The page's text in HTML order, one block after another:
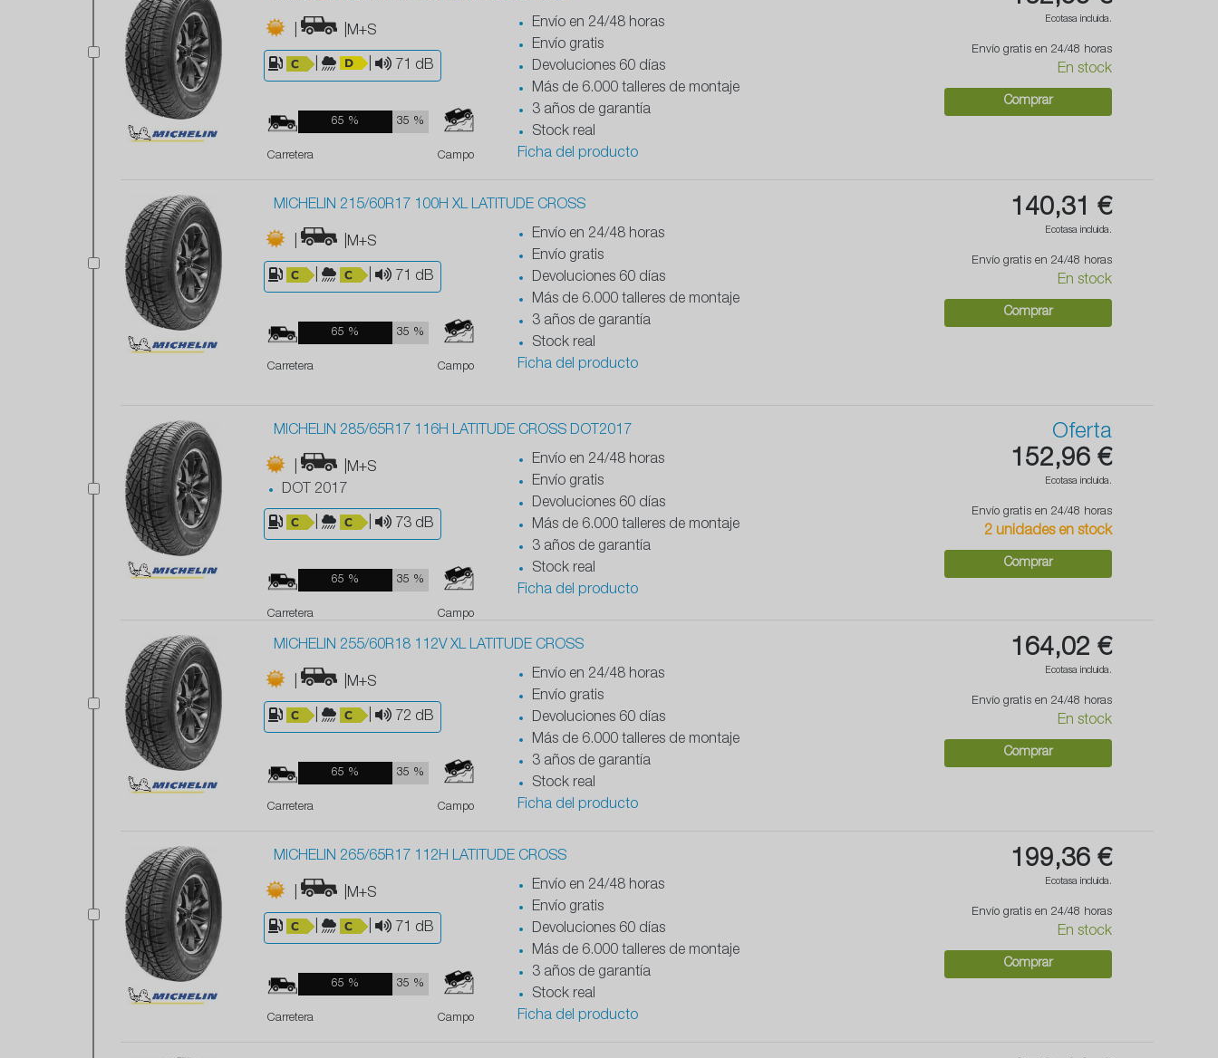
|M+S
71 dB
65 % 35 %
Carretera Campo
Envío en 24/48 horas
Envío gratis
Devoluciones 60 días
Más de 6.000 talleres de montaje
3 años de garantía
Stock real
Ficha del producto
Ecotasa incluida.
Envío gratis en 24/48 horas
En stock
Comprar
MICHELIN 215/60R17 100H XL LATITUDE CROSS
|M+S
71 dB
65 % 35 %
Carretera Campo
Envío en 24/48 horas
Envío gratis
Devoluciones 60 días
Más de 6.000 talleres de montaje
3 años de garantía
Stock real
Ficha del producto
140,31 €
Ecotasa incluida.
Envío gratis en 24/48 horas
En stock
Comprar
MICHELIN 285/65R17 116H LATITUDE CROSS DOT2017
|M+S
DOT 2017
73 dB
65 % 35 %
Carretera Campo
Envío en 24/48 horas
Envío gratis
Devoluciones 60 días
Más de 6.000 talleres de montaje
3 años de garantía
Stock real
Ficha del producto
Oferta
152,96 €
Ecotasa incluida.
Envío gratis en 24/48 horas
2 unidades en stock
Comprar
MICHELIN 255/60R18 112V XL LATITUDE CROSS
|M+S
72 dB
65 % 35 %
Carretera Campo
Envío en 24/48 horas
Envío gratis
Devoluciones 60 días
Más de 6.000 talleres de montaje
3 años de garantía
Stock real
Ficha del producto
164,02 €
Ecotasa incluida.
Envío gratis en 24/48 horas
En stock
Comprar
MICHELIN 265/65R17 112H LATITUDE CROSS
|M+S
71 dB
65 % 35 %
Carretera Campo
Envío en 24/48 horas
Envío gratis
Devoluciones 60 días
Más de 6.000 talleres de montaje
3 años de garantía
Stock real
Ficha del producto
199,36 €
Ecotasa incluida.
Envío gratis en 24/48 horas
En stock
Comprar